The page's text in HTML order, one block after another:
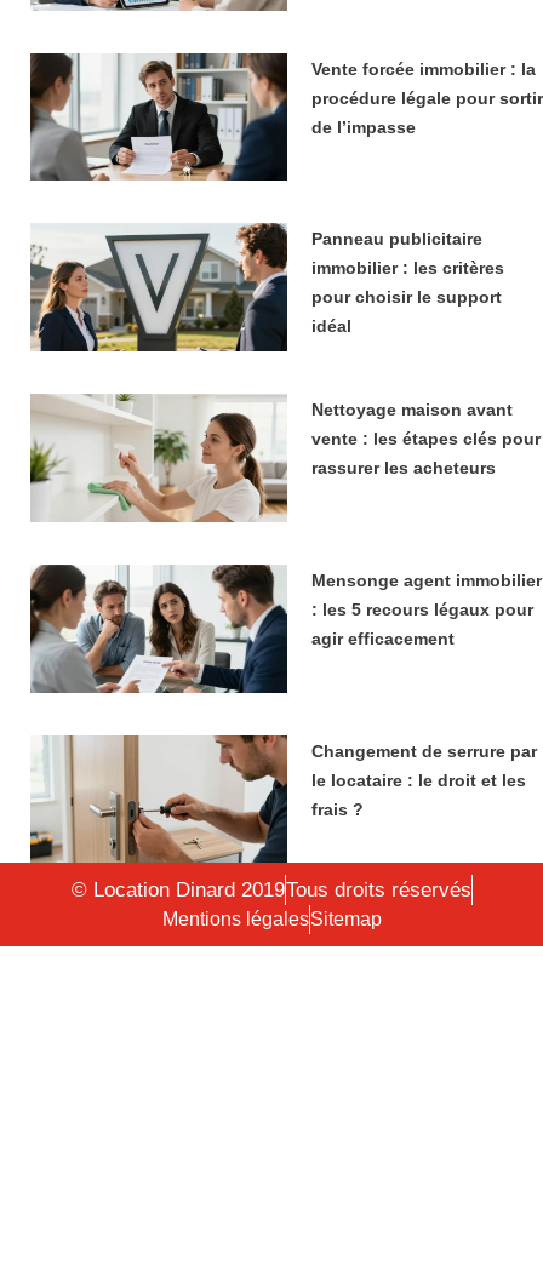
Vente forcée immobilier : la
procédure légale pour sortir
de l’impasse
Panneau publicitaire
immobilier : les critères
pour choisir le support
idéal
Nettoyage maison avant
vente : les étapes clés pour
rassurer les acheteurs
Mensonge agent immobilier
: les 5 recours légaux pour
agir efficacement
Changement de serrure par
le locataire : le droit et les
frais ?
© Location Dinard 2019Tous droits réservés
Mentions légalesSitemap